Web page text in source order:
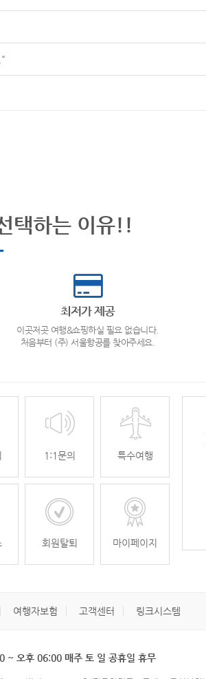
택하는 이유!!
최저가 제공
이곳저곳 여행&쇼핑하실 필요 없습니다.
처음부터 (주) 서울항공를 찾아주세요.
1:1문의 특수여행
회원탈퇴 마이페이지
여행자보험 고객센터 링크시스템
~ 오후 06:00 매주 토 일 공휴일 휴무